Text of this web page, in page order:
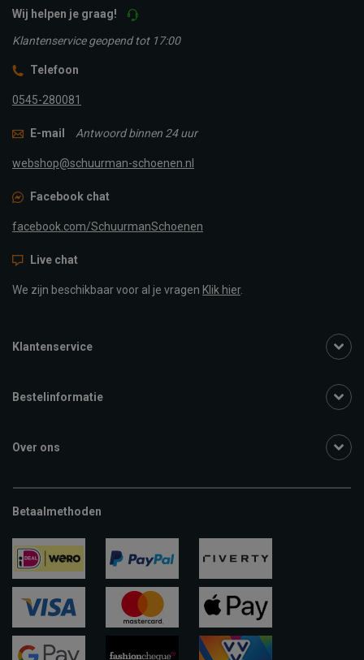
Wij helpen je graag!
Klantenservice geopend tot 17:00
Telefoon
0545-280081
E-mail Antwoord binnen 24 uur
webshop@schuurman-schoenen.nl
Facebook chat
facebook.com/SchuurmanSchoenen
Live chat
We zijn beschikbaar voor al je vragen Klik hier.
Klantenservice
Bestelinformatie
Over ons
Betaalmethoden
ideal paypal riverty
visa
apple-
pay